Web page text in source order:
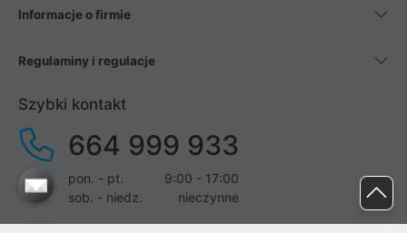
Informacje o firmie
Regulaminy i regulacje
Szybki kontakt
664 999 933
pon. - pt.
9:00 - 17:00
sob. - niedz.
nieczynne